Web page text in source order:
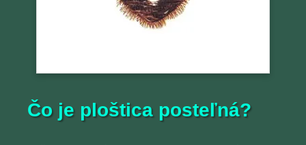
Čo je ploštica posteľná?